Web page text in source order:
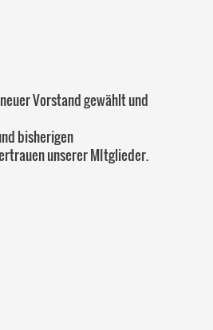
Vorstand gewählt und
bisherigen
unserer MItglieder.